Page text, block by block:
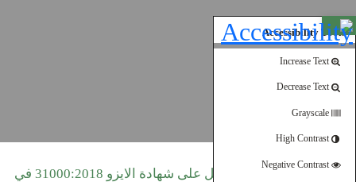
Open toolbar
Accessibility Tools
Increase Text
Decrease Text
Grayscale
High Contrast
Negative Contrast
الفوسفات الأردنية تحصل على شهادة الايزو 31000:2018 في